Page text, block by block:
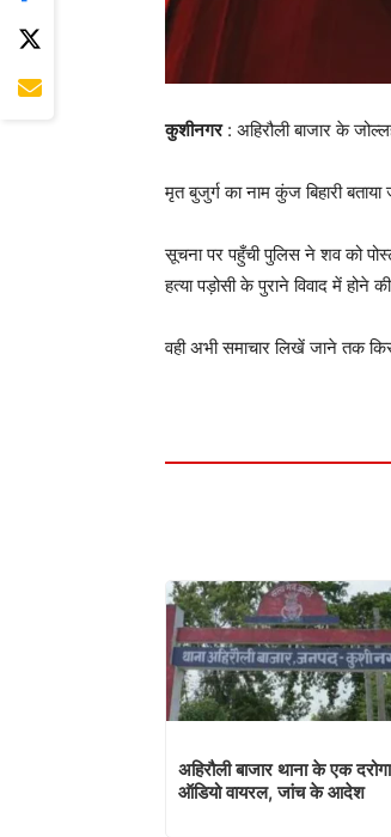
कुशीनगर: अहिरौली बाजार के
मृत बुजुर्ग का नाम कुंज बिहारी
सूचना पर पहुँची पुलिस ने शव को
हत्या पड़ोसी के पुराने विवाद में होने
वही अभी समाचार लिखें जाने तक
अहिरौली बाजार थाना के एक
ऑडियो वायरल, जांच के आदेश